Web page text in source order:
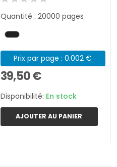
Quantité : 20000 pages
Prix par page : 0.002 €
39,50 €
Disponibilité: En stock
AJOUTER AU PANIER